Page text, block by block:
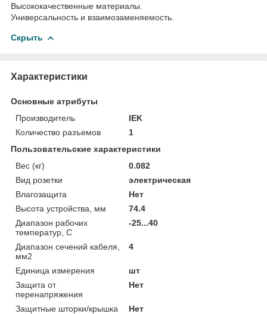
Высококачественные материалы.
Универсальность и взаимозаменяемость.
Скрыть
Характеристики
Основные атрибуты
Производитель
IEK
Количество разъемов
1
Пользовательские характеристики
Вес (кг)
0.082
Вид розетки
электрическая
Влагозащита
Нет
Высота устройства, мм
74.4
Диапазон рабочих
температур, С
-25...40
Диапазон сечений кабеля,
мм2
4
Единица измерения
шт
Защита от
перенапряжения
Нет
Защитные шторки/крышка
Нет